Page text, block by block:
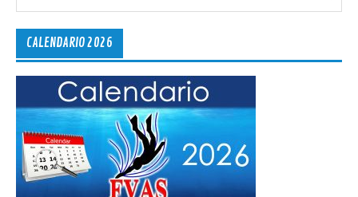
CALENDARIO 2026